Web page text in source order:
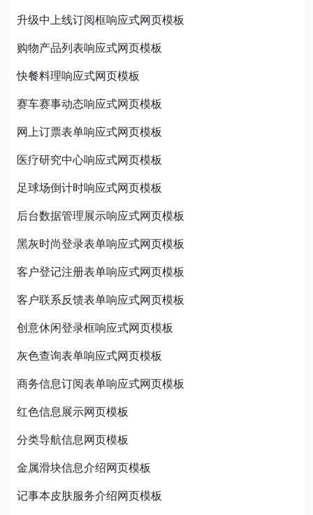
升级中上线订阅框响应式网页模板
购物产品列表响应式网页模板
快餐料理响应式网页模板
赛车赛事动态响应式网页模板
网上订票表单响应式网页模板
医疗研究中心响应式网页模板
足球场倒计时响应式网页模板
后台数据管理展示响应式网页模板
黑灰时尚登录表单响应式网页模板
客户登记注册表单响应式网页模板
客户联系反馈表单响应式网页模板
创意休闲登录框响应式网页模板
灰色查询表单响应式网页模板
商务信息订阅表单响应式网页模板
红色信息展示网页模板
分类导航信息网页模板
金属滑块信息介绍网页模板
记事本皮肤服务介绍网页模板